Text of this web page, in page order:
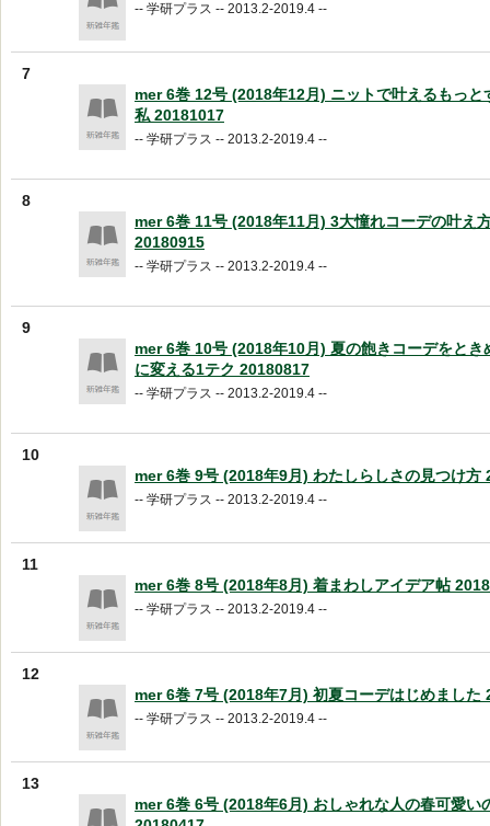
-- 学研プラス -- 2013.2-2019.4 --
7
mer 6巻 12号 (2018年12月) ニットで叶えるもっと
私 20181017
-- 学研プラス -- 2013.2-2019.4 --
8
mer 6巻 11号 (2018年11月) 3大憧れコーデの叶え
20180915
-- 学研プラス -- 2013.2-2019.4 --
9
mer 6巻 10号 (2018年10月) 夏の飽きコーデをとき
に変える1テク 20180817
-- 学研プラス -- 2013.2-2019.4 --
10
mer 6巻 9号 (2018年9月) わたしらしさの見つけ方
-- 学研プラス -- 2013.2-2019.4 --
11
mer 6巻 8号 (2018年8月) 着まわしアイデア帖
-- 学研プラス -- 2013.2-2019.4 --
12
mer 6巻 7号 (2018年7月) 初夏コーデはじめました
-- 学研プラス -- 2013.2-2019.4 --
13
mer 6巻 6号 (2018年6月) おしゃれな人の春可愛い